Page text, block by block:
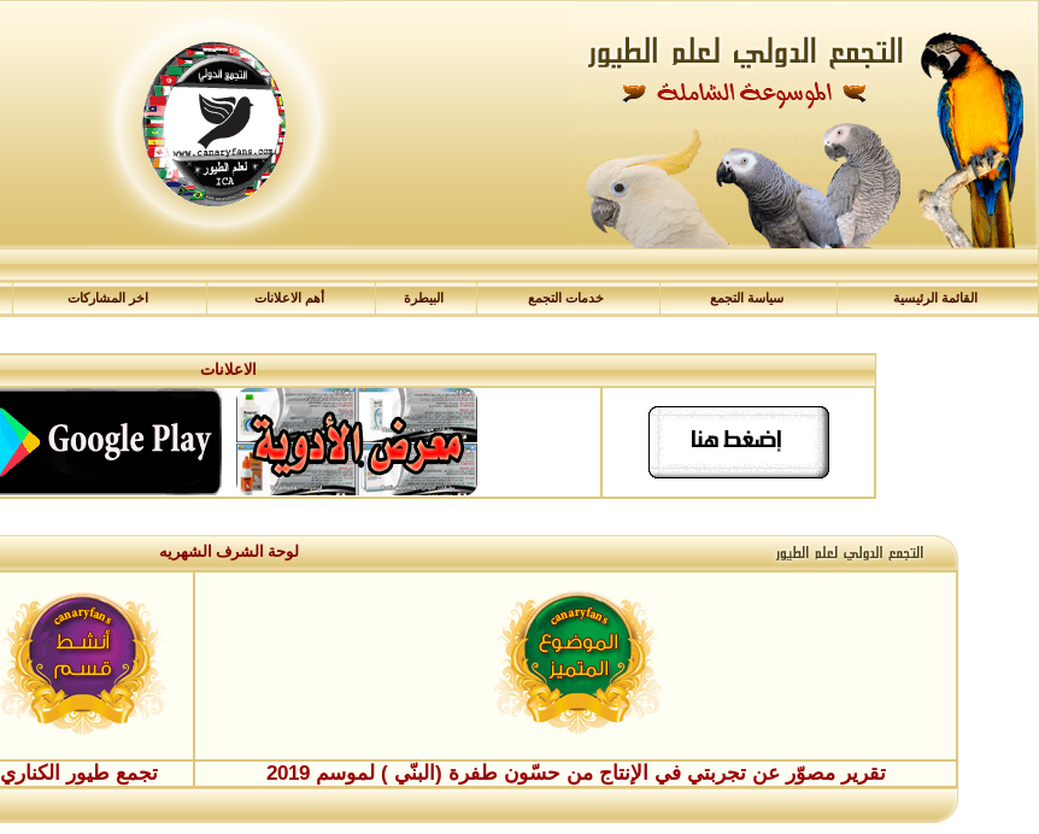
القائمة الرئيسية سياسة التجمع خدمات التجمع البيطرة أهم الاعلانات اخر المشاركات
الاعلانات
لوحة الشرف الشهريه
تقرير مصوّر عن تجربتي في الإنتاج من حسّون طفرة (البنّي ) لموسم 2019 تجمع طيور الكناري